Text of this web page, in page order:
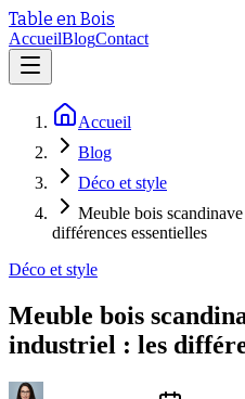
Table en Bois
AccueilBlogContact
Accueil
Blog
Déco et style
Meuble bois
différences essentielles
Déco et style
Meuble bois
industriel : les